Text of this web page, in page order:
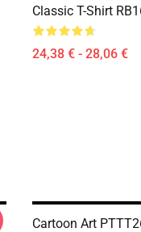
Classic T-Shirt
24,38 € - 28,06 €
Cartoon Art